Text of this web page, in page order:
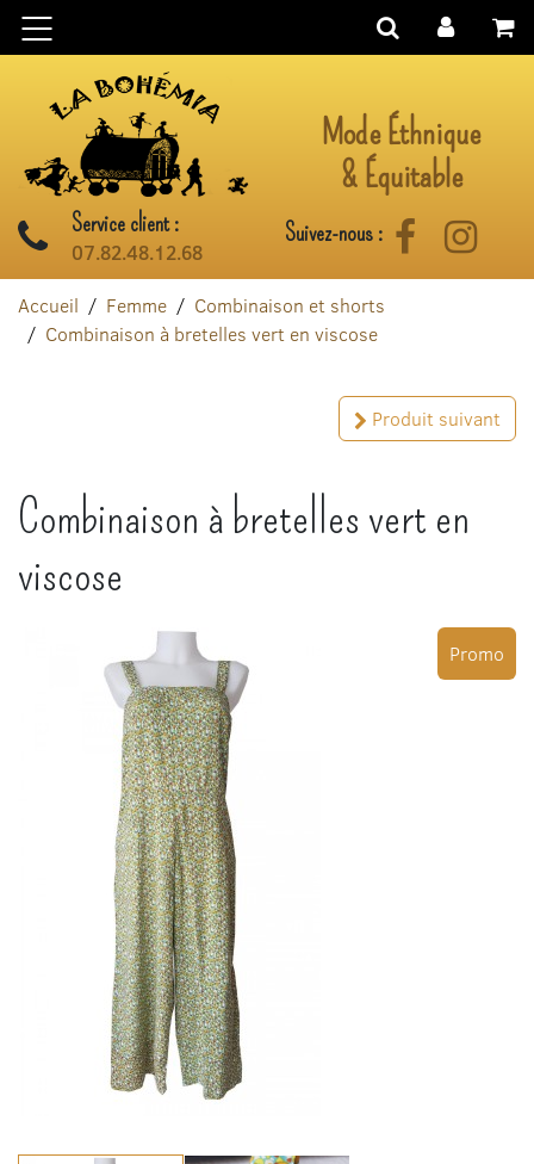
Aller au contenu
Mode Éthnique
& Équitable
Service client :
07.82.48.12.68
Suivez-nous : Facebook
Accueil Femme
Combinaison et shorts
Combinaison à bretelles vert en viscose
Produit suivant
Combinaison à bretelles vert en
viscose
Promo